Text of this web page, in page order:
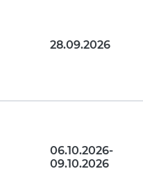
28.09.2026
06.10.2026-
09.10.2026